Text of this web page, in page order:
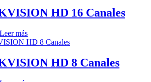
HD 16 Canales
Leer más
HD 8 Canales